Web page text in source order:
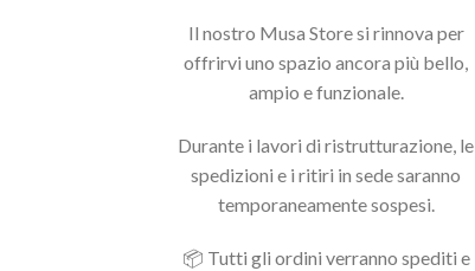
Il nostro Musa Store si rinnova per
offrirvi uno spazio ancora più bello,
ampio e funzionale.
Durante i lavori di ristrutturazione, le
spedizioni e i ritiri in sede saranno
temporaneamente sospesi.
📦 Tutti gli ordini verranno spediti e